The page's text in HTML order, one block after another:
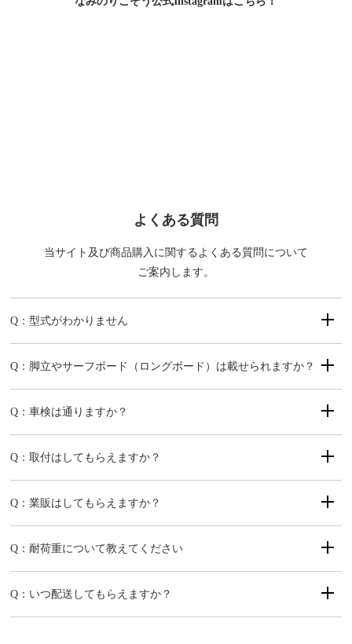
よくある質問
当サイト及び商品購入に関するよくある質問について
ご案内します。
Q：型式がわかりません
Q：脚立やサーフボード（ロングボード）は載せられますか？
Q：車検は通りますか？
Q：取付はしてもらえますか？
Q：業販はしてもらえますか？
Q：耐荷重について教えてください
Q：いつ配送してもらえますか？